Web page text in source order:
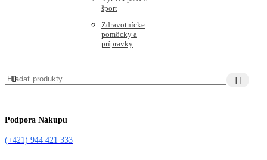
šport
Zdravotnícke
pomôcky a
prípravky
Podpora Nákupu
(+421) 944 421 333